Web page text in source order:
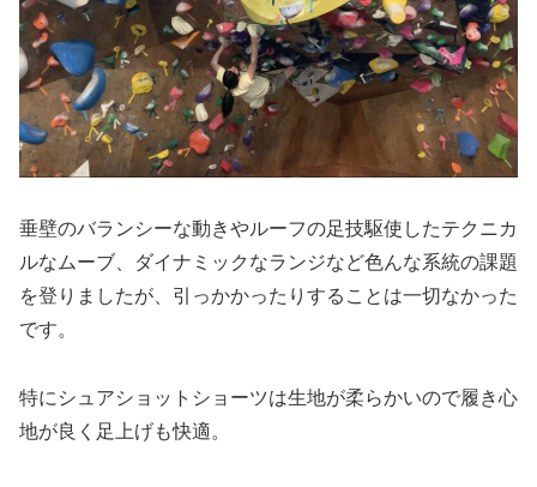
垂壁のバランシーな動きやルーフの足技駆使したテクニカ
ルなムーブ、ダイナミックなランジなど色んな系統の課題
を登りましたが、引っかかったりすることは一切なかった
です。
特にシュアショットショーツは生地が柔らかいので履き心
地が良く足上げも快適。